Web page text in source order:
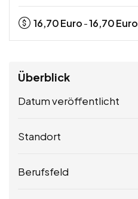
16,70Euro -16,70Euro
Überblick
Datum veröffentlicht
Standort
Berufsfeld